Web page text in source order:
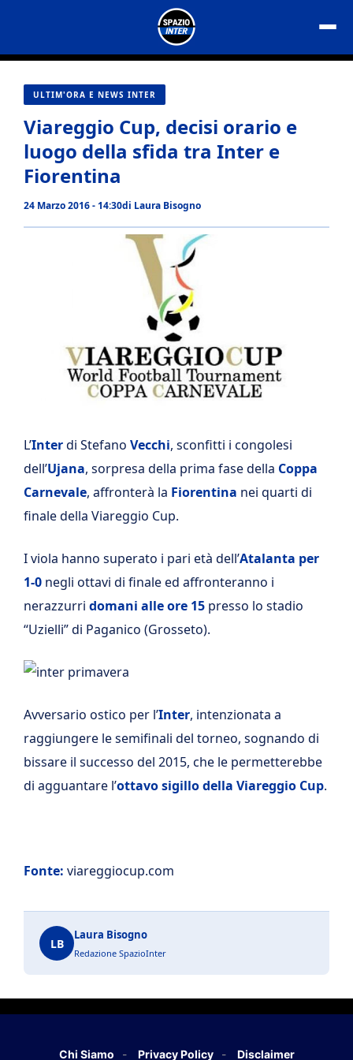
contenuto
ULTIM'ORA E NEWS INTER
Viareggio Cup, decisi orario e
luogo della sfida tra Inter e
Fiorentina
24 Marzo 2016 - 14:30di Laura Bisogno
L’Interdi Stefano Vecchi, sconfitti i congolesi
dell’Ujana, sorpresa della prima fase della Coppa
Carnevale, affronterà la Fiorentina nei quarti di
finale della Viareggio Cup.
I viola hanno superato i pari età dell’Atalanta per
1-0 negli ottavi di finale ed affronteranno i
nerazzurri domani alle ore 15 presso lo stadio
“Uzielli” di Paganico (Grosseto).
Avversario ostico per l’Inter, intenzionata a
raggiungere le semifinali del torneo, sognando di
bissare il successo del 2015, che le permetterebbe
di agguantare l’ottavo sigillo della Viareggio Cup.
Fonte: viareggiocup.com
LB
Laura Bisogno
Redazione SpazioInter
Chi Siamo Privacy Policy Disclaimer